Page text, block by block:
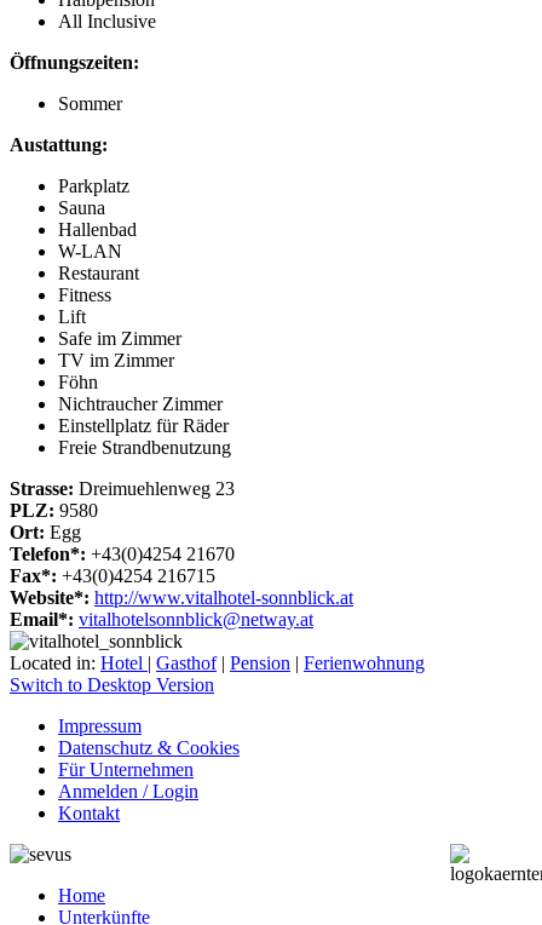
All Inclusive
Öffnungszeiten:
Sommer
Austattung:
Parkplatz
Sauna
Hallenbad
W-LAN
Restaurant
Fitness
Lift
Safe im Zimmer
TV im Zimmer
Föhn
Nichtraucher Zimmer
Einstellplatz für Räder
Freie Strandbenutzung
Strasse: Dreimuehlenweg 23
PLZ: 9580
Ort: Egg
Telefon*: +43(0)4254 21670
Fax*: +43(0)4254 216715
Website*: http://www.vitalhotel-sonnblick.at
Email*: vitalhotelsonnblick@netway.at
Located in: Hotel | Gasthof| Pension | Ferienwohnung
Switch to Desktop Version
Impressum
Datenschutz & Cookies
Für Unternehmen
Anmelden / Login
Kontakt
Home
Unterkünfte